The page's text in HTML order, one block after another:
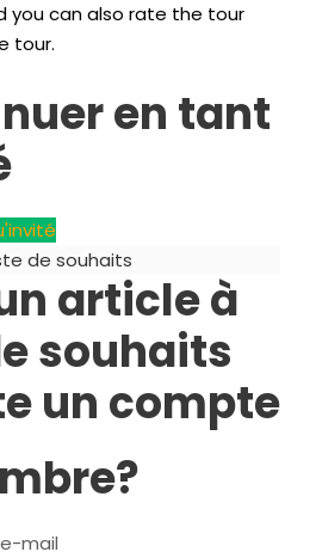
you can also rate the tour
tour.
en tant
de souhaits
article à
souhaits
un compte
mail